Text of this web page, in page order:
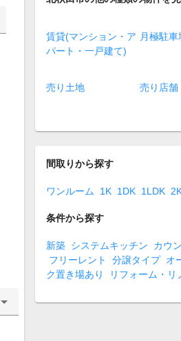
賃貸(マンション・ア
パート・一戸建て)
月極駐車
売り土地 売り店舗
間取りから探す
ワンルーム 1K 1DK 1LDK
条件から探す
新築 システムキッチン カウ
フリーレント
分譲タイプ オ
ク置き場あり
リフォーム・